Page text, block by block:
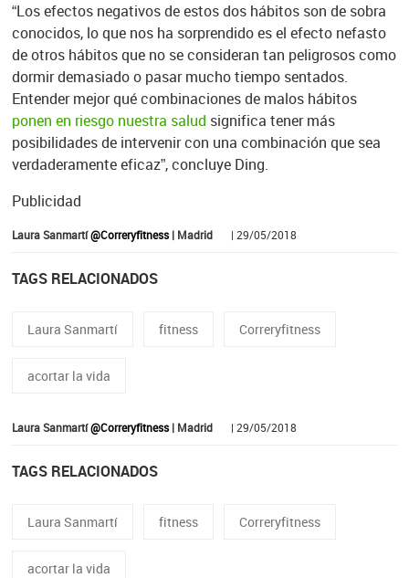
“Los efectos negativos de estos dos hábitos son de sobra
conocidos, lo que nos ha sorprendido es el efecto nefasto
de otros hábitos que no se consideran tan peligrosos como
dormir demasiado o pasar mucho tiempo sentados.
Entender mejor qué combinaciones de malos hábitos
ponen en riesgo nuestra salud significa tener más
posibilidades de intervenir con una combinación que sea
verdaderamente eficaz”, concluye Ding.
Publicidad
Laura Sanmartí@Correryfitness| Madrid | 29/05/2018
TAGS RELACIONADOS
Laura Sanmartí fitness Correryfitness
acortar la vida
Laura Sanmartí@Correryfitness| Madrid | 29/05/2018
TAGS RELACIONADOS
Laura Sanmartí fitness Correryfitness
acortar la vida